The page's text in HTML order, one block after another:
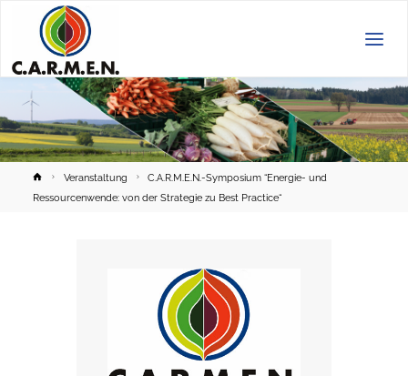
HomeVeranstaltung
C.A.R.M.E.N.-Symposium “Energie- und
Ressourcenwende: von der Strategie zu Best Practice“